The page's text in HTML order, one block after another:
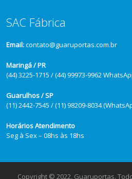
SAC Fábrica
Email:contato@guaruportas.com.br
Maringá / PR
(44) 3225-1715 / (44) 99973-9962
Guarulhos / SP
(11) 2442-7545 / (11) 98209-8034
Horários Atendimento
Seg à Sex – 08hs às 18hs
Copyright © 2022, Guaruportas.